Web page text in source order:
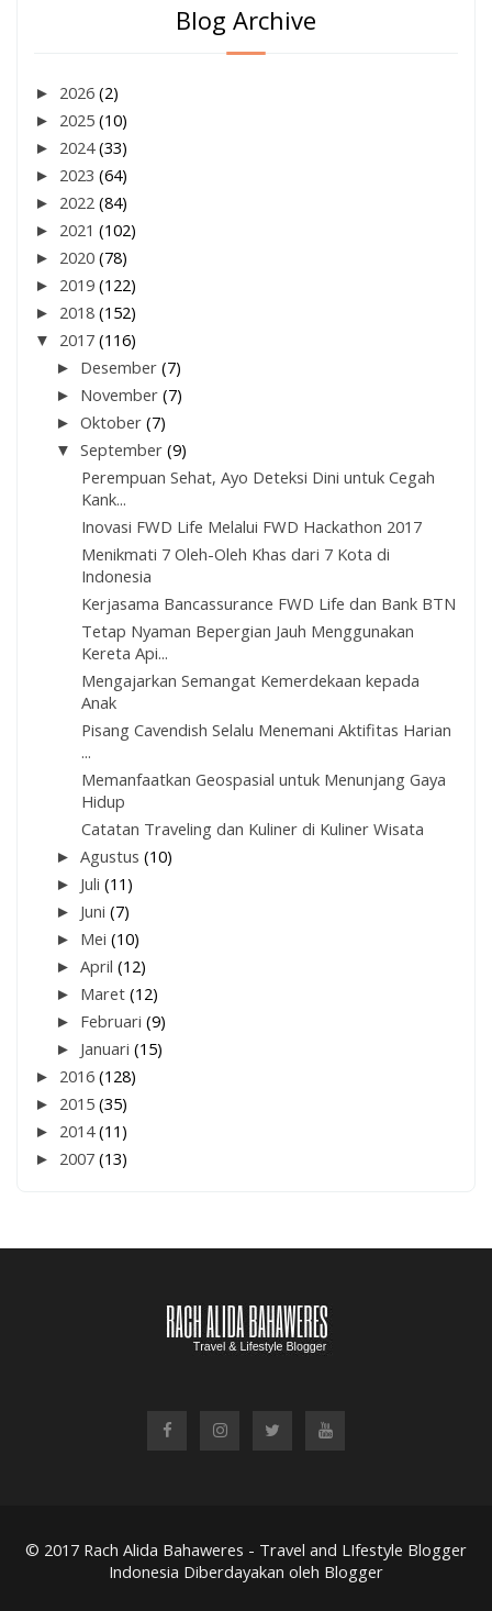
Blog Archive
► 2026 (2)
► 2025 (10)
► 2024(33)
► 2023 (64)
► 2022 (84)
► 2021 (102)
► 2020 (78)
► 2019 (122)
► 2018 (152)
▼ 2017 (116)
► Desember(7)
► November(7)
►Oktober(7)
▼September(9)
Perempuan Sehat, Ayo Deteksi Dini untuk Cegah
Kank...
Inovasi FWD Life Melalui FWD Hackathon 2017
Menikmati 7 Oleh-Oleh Khas dari 7 Kota di
Indonesia
Kerjasama Bancassurance FWD Life dan Bank BTN
Tetap Nyaman Bepergian Jauh Menggunakan
Kereta Api...
Mengajarkan Semangat Kemerdekaan kepada
Anak
Pisang Cavendish Selalu Menemani Aktifitas Harian
...
Memanfaatkan Geospasial untuk Menunjang Gaya
Hidup
Catatan Traveling dan Kuliner di Kuliner Wisata
►Agustus(10)
► Juli(11)
► Juni(7)
► Mei(10)
►April(12)
► Maret(12)
► Februari(9)
► Januari(15)
► 2016 (128)
► 2015 (35)
► 2014(11)
► 2007 (13)
© 2017 Rach Alida Bahaweres - Travel and LIfestyle Blogger
Indonesia Diberdayakan oleh Blogger